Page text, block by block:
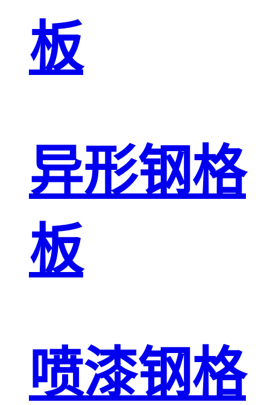
板
异形钢格
板
喷漆钢格